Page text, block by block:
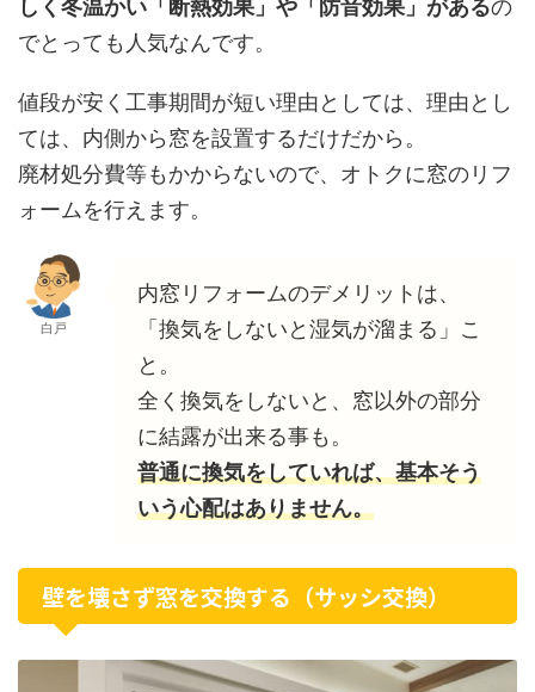
しく冬温かい「断熱効果」や「防音効果」があるの
でとっても人気なんです。
値段が安く工事期間が短い理由としては、理由とし
ては、内側から窓を設置するだけだから。
廃材処分費等もかからないので、オトクに窓のリフ
ォームを行えます。
白戸
内窓リフォームのデメリットは、
「換気をしないと湿気が溜まる」こ
と。
全く換気をしないと、窓以外の部分
に結露が出来る事も。
普通に換気をしていれば、基本そう
いう心配はありません。
壁を壊さず窓を交換する（サッシ交換）